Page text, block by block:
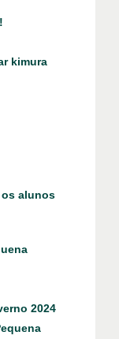
kimura
os alunos
2024